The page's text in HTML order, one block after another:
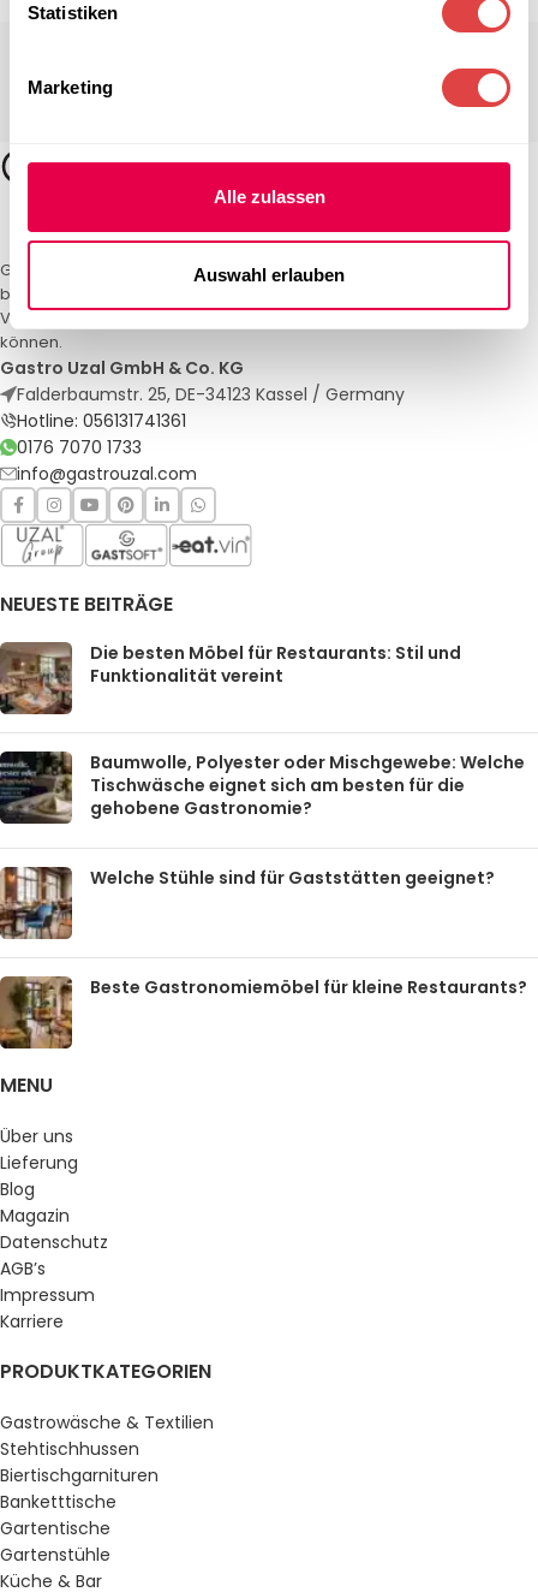
Statistiken
Marketing
Alle zulassen
Auswahl erlauben
Gastro Uzal – Ihr Spezialist für Gastronomiemöbel und -textilien. Wir
bieten maßgeschneiderte Lösungen für Restaurants, Hotels und
Veranstaltungen. Qualität und Service, auf die Sie sich verlassen
können.
Gastro Uzal GmbH & Co. KG
Falderbaumstr. 25, DE-34123 Kassel / Germany
Hotline: 056131741361
0176 7070 1733
info@gastrouzal.com
NEUESTE BEITRÄGE
Die besten Möbel für Restaurants: Stil und
Funktionalität vereint
Baumwolle, Polyester oder Mischgewebe: Welche
Tischwäsche eignet sich am besten für die
gehobene Gastronomie?
Welche Stühle sind für Gaststätten geeignet?
Beste Gastronomiemöbel für kleine Restaurants?
MENU
Über uns
Lieferung
Blog
Magazin
Datenschutz
AGB’s
Impressum
Karriere
PRODUKTKATEGORIEN
Gastrowäsche & Textilien
Stehtischhussen
Biertischgarnituren
Banketttische
Gartentische
Gartenstühle
Küche & Bar